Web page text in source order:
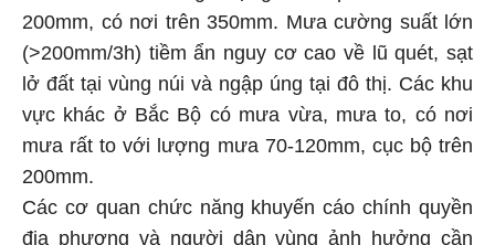
200mm, có nơi trên 350mm. Mưa cường suất lớn
(>200mm/3h) tiềm ẩn nguy cơ cao về lũ quét, sạt
lở đất tại vùng núi và ngập úng tại đô thị. Các khu
vực khác ở Bắc Bộ có mưa vừa, mưa to, có nơi
mưa rất to với lượng mưa 70-120mm, cục bộ trên
200mm.
Các cơ quan chức năng khuyến cáo chính quyền
địa phương và người dân vùng ảnh hưởng cần